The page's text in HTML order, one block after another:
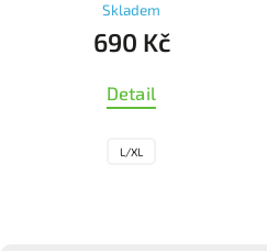
Skladem
690 Kč
Detail
L/XL